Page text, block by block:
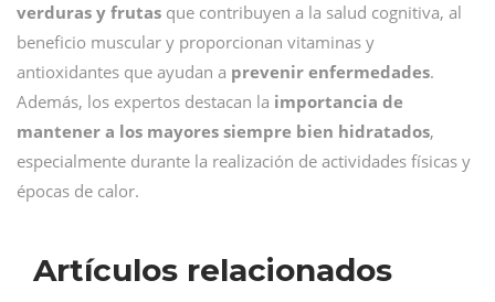
verduras y frutas que contribuyen a la salud cognitiva, al
beneficio muscular y proporcionan vitaminas y
antioxidantes que ayudan a prevenir enfermedades.
Además, los expertos destacan la importancia de
mantener a los mayores siempre bien hidratados,
especialmente durante la realización de actividades físicas y
épocas de calor.
Artículos relacionados